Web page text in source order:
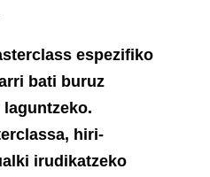
espezifiko
bati buruz
hiri-
irudikatzeko